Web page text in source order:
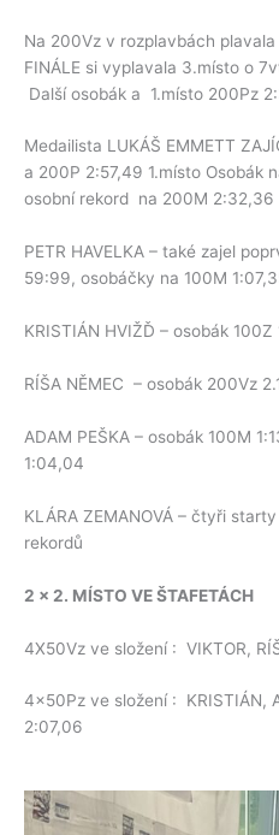
Na 200Vz v rozplavbách
FINÁLE si vyplavala 3.místo o
Další osobák a 1.místo 200Pz
Medailista LUKÁŠ EMMETT
a 200P 2:57,49 1.místo Osobák
osobní rekord na 200M 2:32,36
PETR HAVELKA – také zajel
59:99, osobáčky na 100M
KRISTIÁN HVIŽĎ – osobák 100Z
RÍŠA NĚMEC – osobák 200Vz
ADAM PEŠKA – osobák 100M
1:04,04
KLÁRA ZEMANOVÁ – čtyři
rekordů
2 x 2. MÍSTO VE ŠTAFETÁCH
4X50Vz ve složení : VIKTOR,
4x50Pz ve složení : KRISTIÁN,
2:07,06